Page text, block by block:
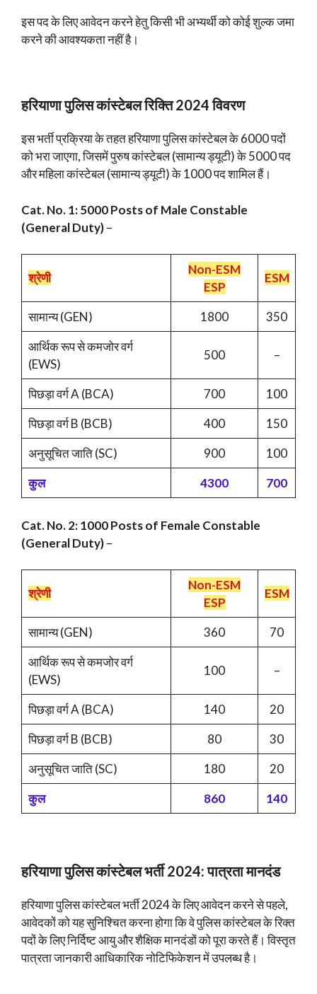
इस पद के लिए आवेदन करने हेतु किसी भी अभ्यर्थी को कोई शुल्क जमा
करने की आवश्यकता नहीं है।
हरियाणा पुलिस कांस्टेबल रिक्ति 2024 विवरण
इस भर्ती प्रक्रिया के तहत हरियाणा पुलिस कांस्टेबल के 6000 पदों
को भरा जाएगा, जिसमें पुरुष कांस्टेबल (सामान्य ड्यूटी) के 5000 पद
और महिला कांस्टेबल (सामान्य ड्यूटी) के 1000 पद शामिल हैं।
Cat. No. 1: 5000 Posts of Male Constable
(General Duty)–
श्रेणी
Non-ESM
ESP
ESM
सामान्य (GEN) 1800
350
आर्थिक रूप से कमजोर वर्ग
(EWS)
500 –
पिछड़ा वर्ग A (BCA) 700
100
पिछड़ा वर्ग B (BCB)
400
150
अनुसूचित जाति (SC)
900
100
कुल
4300 700
Cat. No. 2: 1000 Posts of Female Constable
(General Duty)–
श्रेणी
Non-ESM
ESP
ESM
सामान्य (GEN) 360
70
आर्थिक रूप से कमजोर वर्ग
(EWS)
100 –
पिछड़ा वर्ग A (BCA) 140
20
पिछड़ा वर्ग B (BCB)
80
30
अनुसूचित जाति (SC)
180
20
कुल
860 140
हरियाणा पुलिस कांस्टेबल भर्ती 2024: पात्रता मानदंड
हरियाणा पुलिस कांस्टेबलभर्ती 2024 के लिए आवेदन करने से पहले,
आवेदकों को यह सुनिश्चित करना होगा कि वे पुलिस कांस्टेबल के रिक्त
पदों के लिए निर्दिष्ट आयु और शैक्षिक मानदंडों को पूरा करते हैं। विस्तृत
पात्रता जानकारी आधिकारिक नोटिफिकेशन में उपलब्ध है।